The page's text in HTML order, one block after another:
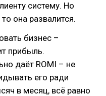
систему. Но
она развалится.
бизнес –
прибыль.
даёт ROMI – не
его ради
в месяц, всё равно